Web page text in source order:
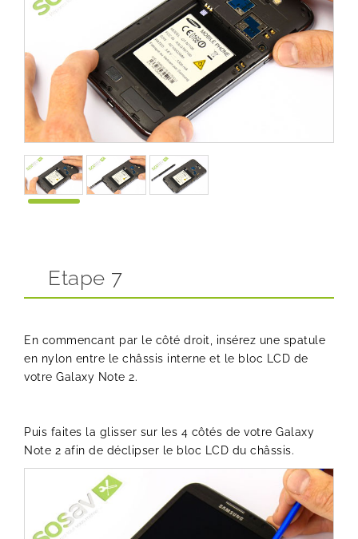
Etape 7
En commencant par le côté droit, insérez une spatule
en nylon entre le châssis interne et le bloc LCD de
votre Galaxy Note 2.
Puis faites la glisser sur les 4 côtés de votre Galaxy
Note 2 afin de déclipser le bloc LCD du châssis.